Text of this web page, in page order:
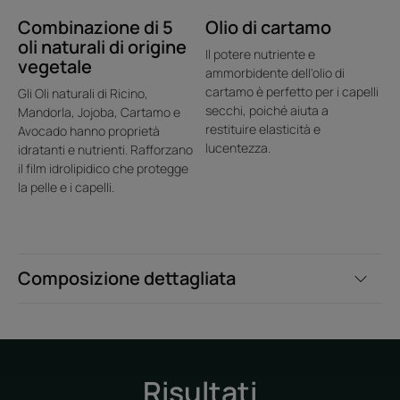
trattamento intensivo, lasciare
in posa l'olio sotto un
asciugamano caldo o durante la
notte per nutrire intensamente i
capelli prima dello shampoo.
perfetto equilibrio tra trattamento, piacere e bellezza
Composizione dettagliata
Combinazione di 5
oli naturali di origine
vegetale
Gli Oli naturali di Ricino,
Mandorla, Jojoba, Cartamo e
Avocado hanno proprietà
idratanti e nutrienti. Rafforzano
il film idrolipidico che protegge
la pelle e i capelli.
Olio di cartamo
Il potere nutriente e
ammorbidente dell'olio di
cartamo è perfetto per i capelli
secchi, poiché aiuta a
restituire elasticità e
lucentezza.
Risultati